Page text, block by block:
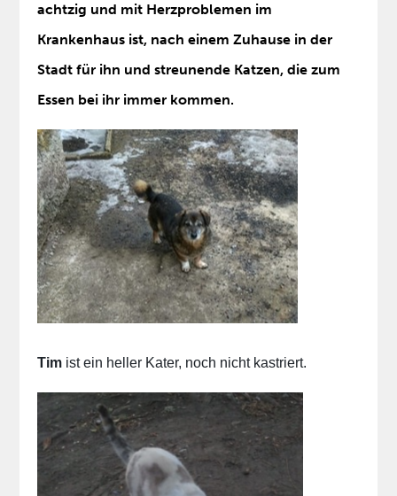
achtzig und mit Herzproblemen im
Krankenhaus ist, nach einem Zuhause in der
Stadt für ihn und streunende Katzen, die zum
Essen bei ihr immer kommen.
Tim ist ein heller Kater, noch nicht kastriert.